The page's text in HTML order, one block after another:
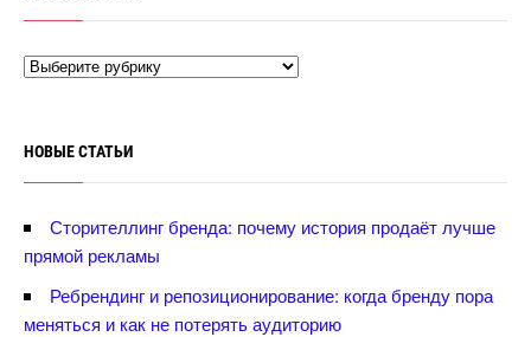
НОВЫЕ СТАТЬИ
Сторителлинг бренда: почему история продаёт лучше
прямой рекламы
Ребрендинг и репозиционирование: когда бренду пора
меняться и как не потерять аудиторию